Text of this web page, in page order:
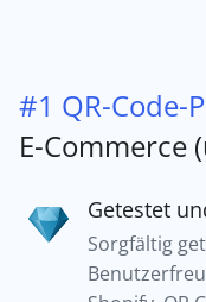
#1 QR-Code-
E-Commerce
Getestet
Sorgfältig